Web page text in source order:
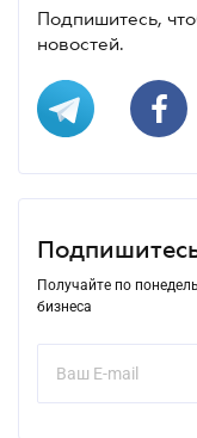
Подпишитесь,
новостей.
Получайте по
бизнеса